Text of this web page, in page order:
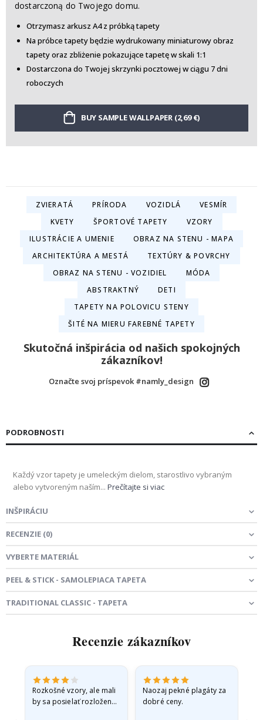
dostarczoną do Twojego domu.
Otrzymasz arkusz A4 z próbką tapety
Na próbce tapety będzie wydrukowany miniaturowy obraz
tapety oraz zbliżenie pokazujące tapetę w skali 1:1
Dostarczona do Twojej skrzynki pocztowej w ciągu 7 dni
roboczych
BUY SAMPLE WALLPAPER (2,69 €)
ZVIERATÁ PRÍRODA VOZIDLÁ
VESMÍR
KVETY
ŠPORTOVÉ TAPETY
VZORY
ILUSTRÁCIE A UMENIE
OBRAZ NA STENU - MAPA
ARCHITEKTÚRA A MESTÁ
TEXTÚRY & POVRCHY
OBRAZ NA STENU - VOZIDIEL
MÓDA
ABSTRAKTNÝ
DETI
TAPETY NA POLOVICU STENY
ŠITÉ NA MIERU FAREBNÉ TAPETY
Skutočná inšpirácia od našich spokojných
zákazníkov!
Označte svoj príspevok #namly_design
PODROBNOSTI
Každý vzor tapety je umeleckým dielom, starostlivo vybraným
alebo vytvoreným naším... Prečítajte si viac
INŠPIRÁCIU
RECENZIE (0)
VYBERTE MATERIÁL
PEEL & STICK - SAMOLEPIACA TAPETA
TRADITIONAL CLASSIC - TAPETA
Recenzie zákazníkov
Rozkošné vzory, ale mali
by sa posielať rozložené
Naozaj pekné plagáty za
dobré ceny.